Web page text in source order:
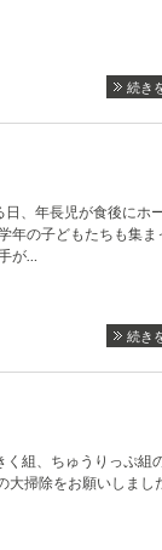
続き
、年長児が食後にホ
年の子どもたちも集ま
が…
続き
く組、ちゅうりっぷ組
大掃除をお願いしまし